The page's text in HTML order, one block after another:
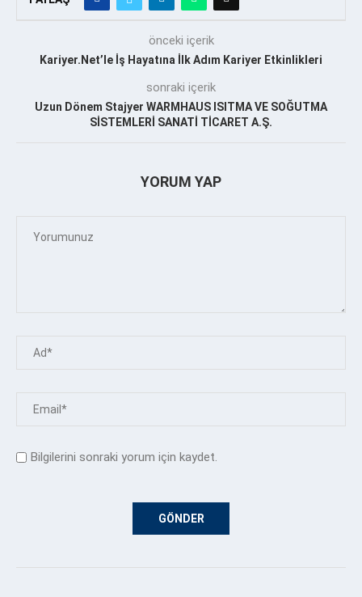
önceki içerik
Kariyer.Net’le İş Hayatına İlk Adım Kariyer Etkinlikleri
sonraki içerik
Uzun Dönem Stajyer WARMHAUS ISITMA VE SOĞUTMA
SİSTEMLERİ SANATİ TİCARET A.Ş.
YORUM YAP
Bilgilerini sonraki yorum için kaydet.